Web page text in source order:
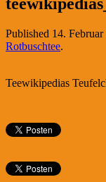
Published 14.
Rotbuschtee.
Teewikipedias